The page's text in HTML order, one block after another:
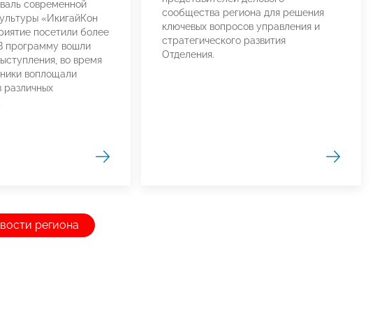
современной
«ИкигайКон
посетили более
программу вошли
во время
воплощали
различных
сообщества региона для решения
ключевых вопросов управления и
стратегического развития
Отделения.
региона